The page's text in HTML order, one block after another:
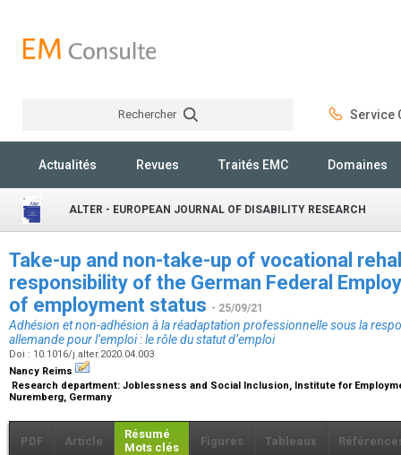
Rechercher Service
Actualités Revues Traités EMC Domaines
ALTER - EUROPEAN JOURNAL OF DISABILITY RESEARCH
Take-up and non-take-up of vocational
responsibility of the German Federal
of employment status - 25/09/21
Adhésion et non-adhésion à la réadaptation professionnelle sous la
allemande pour l’emploi : le rôle du statut d’emploi
Doi : 10.1016/j.alter.2020.04.003
Nancy Reims
Research department: Joblessness and Social Inclusion, Institute for
Nuremberg, Germany
PDF Article
Résumé
Mots clés
Figures Tableaux